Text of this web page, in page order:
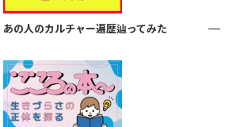
あの人のカルチャー遍歴辿ってみた